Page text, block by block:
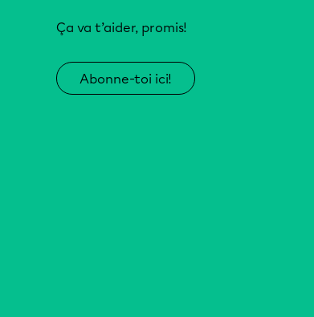
Ça va t’aider, promis!
Abonne-toi ici!